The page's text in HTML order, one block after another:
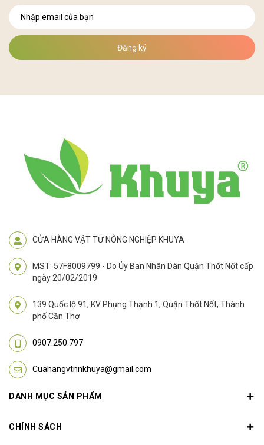
Đăng ký
CỬA HÀNG VẬT TƯ NÔNG NGHIỆP KHUYA
MST: 57F8009799 - Do Ủy Ban Nhân Dân Quận Thốt Nốt cấp
ngày 20/02/2019
139 Quốc lộ 91, KV Phụng Thạnh 1, Quận Thốt Nốt, Thành
phố Cần Thơ
0907.250.797
Cuahangvtnnkhuya@gmail.com
DANH MỤC SẢN PHẨM
CHÍNH SÁCH